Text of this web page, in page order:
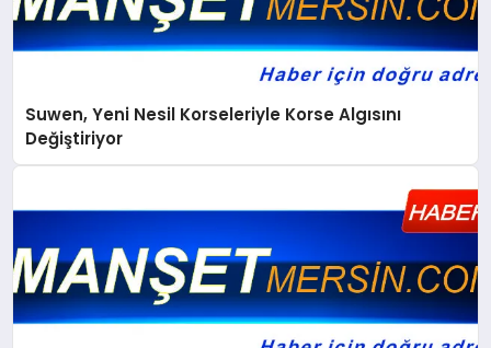
Suwen, Yeni Nesil Korseleriyle Korse Algısını
Değiştiriyor